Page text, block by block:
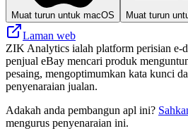
Muat turun untuk macOS Muat turun
Laman web
ZIK Analytics ialah platform perisian e-
penjual eBay mencari produk
pesaing, mengoptimumkan kata kunci
penyenaraian jualan.
Adakah anda pembangun apl ini?
mengurus penyenaraian ini.